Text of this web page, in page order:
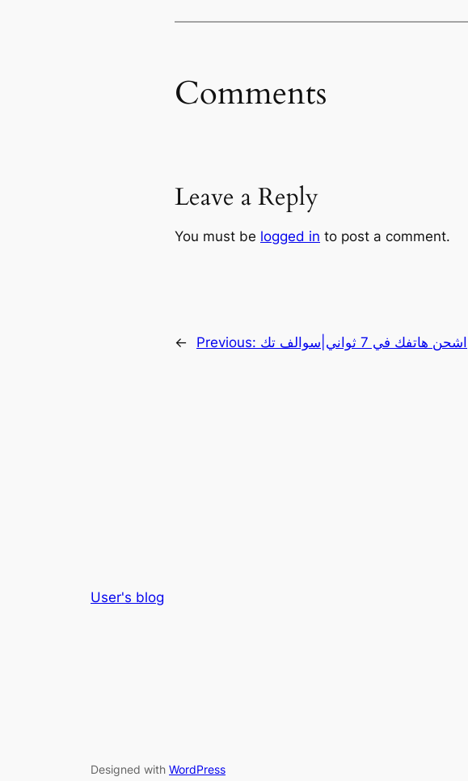
Comments
Leave a Reply
You must be logged in to post a comment.
← Previous: اشحن هاتفك في 7 ثواني|سوالف تك
User's blog
Designed with WordPress